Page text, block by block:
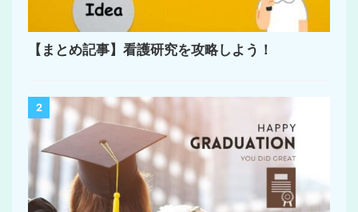
【まとめ記事】看護研究を攻略しよう！
2